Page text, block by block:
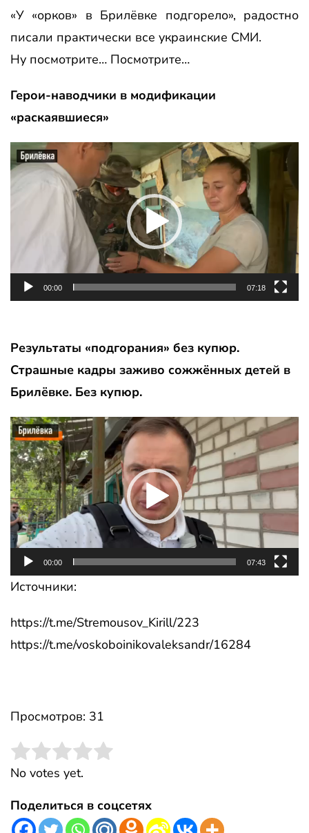
«У «орков» в Брилёвке подгорело», радостно
писали практически все украинские СМИ.
Ну посмотрите… Посмотрите…
Герои-наводчики в модификации
«раскаявшиеся»
Видеоплеер
00:00 07:18
Результаты «подгорания» без купюр.
Страшные кадры заживо сожжённых детей в
Брилёвке. Без купюр.
Видеоплеер
00:00 07:43
Источники:
https://t.me/Stremousov_Kirill/223
https://t.me/voskoboinikovaleksandr/16284
Просмотров: 31
Rate this item:
Submit Rating
No votes yet.
Поделиться в соцсетях